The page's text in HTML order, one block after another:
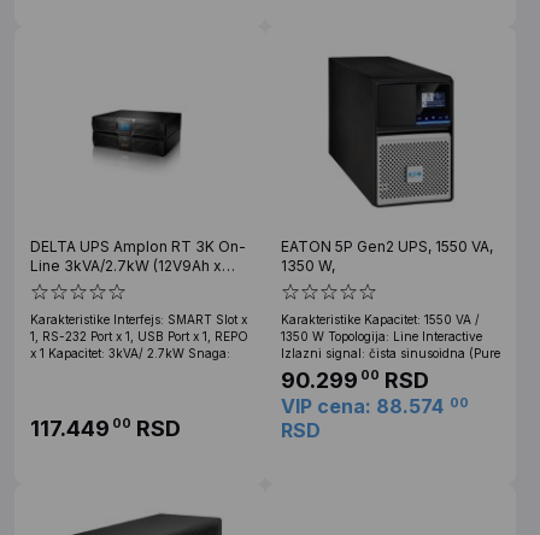
DELTA UPS Amplon RT 3K On-
Line 3kVA/2.7kW (12V9Ah x
6pcs) LCD Rack/Tower
Karakteristike Interfejs: SMART Slot x
1, RS-232 Port x 1, USB Port x 1, REPO
x 1 Kapacitet: 3kVA/ 2.7kW Snaga:
117.449 00 RSD
EATON 5P Gen2 UPS, 1550 VA,
1350 W,
Karakteristike Kapacitet: 1550 VA /
1350 W Topologija: Line Interactive
Izlazni signal: čista sinusoidna (Pure
90.299 00 RSD
VIP cena: 88.574 00
RSD